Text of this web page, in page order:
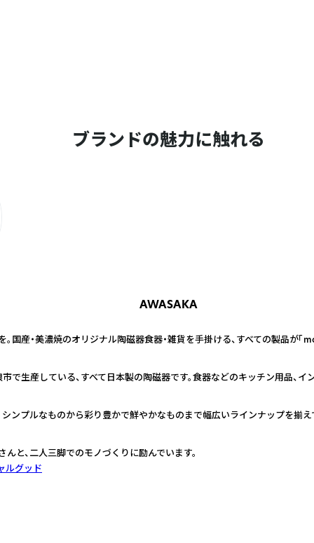
ブランドの魅力に触れる
AWASAKA
国産・美濃焼のオリジナル陶磁器食器・雑貨を手掛ける、すべての製品が
で生産している、すべて日本製の陶磁器です。食器などのキッチン用品、イ
ンプルなものから彩り豊かで鮮やかなものまで幅広いラインナップを揃え
と、二人三脚でのモノづくりに励んでいます。
ルグッド